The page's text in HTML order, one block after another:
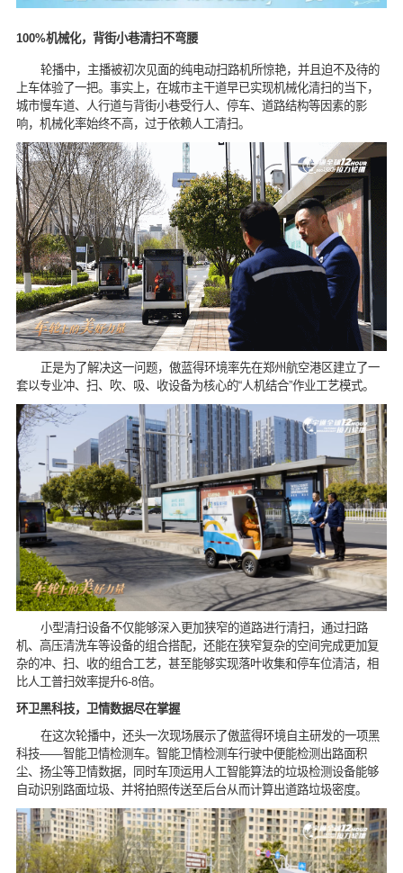
100%机械化，背街小巷清扫不弯腰
轮播中，主播被初次见面的纯电动扫路机所惊艳，并且迫不及待的
上车体验了一把。事实上，在城市主干道早已实现机械化清扫的当下，
城市慢车道、人行道与背街小巷受行人、停车、道路结构等因素的影
响，机械化率始终不高，过于依赖人工清扫。
正是为了解决这一问题，傲蓝得环境率先在郑州航空港区建立了一
套以专业冲、扫、吹、吸、收设备为核心的“人机结合”作业工艺模式。
小型清扫设备不仅能够深入更加狭窄的道路进行清扫，通过扫路
机、高压清洗车等设备的组合搭配，还能在狭窄复杂的空间完成更加复
杂的冲、扫、收的组合工艺，甚至能够实现落叶收集和停车位清洁，相
比人工普扫效率提升6-8倍。
环卫黑科技，卫情数据尽在掌握
在这次轮播中，还头一次现场展示了傲蓝得环境自主研发的一项黑
科技——智能卫情检测车。智能卫情检测车行驶中便能检测出路面积
尘、扬尘等卫情数据，同时车顶运用人工智能算法的垃圾检测设备能够
自动识别路面垃圾、并将拍照传送至后台从而计算出道路垃圾密度。